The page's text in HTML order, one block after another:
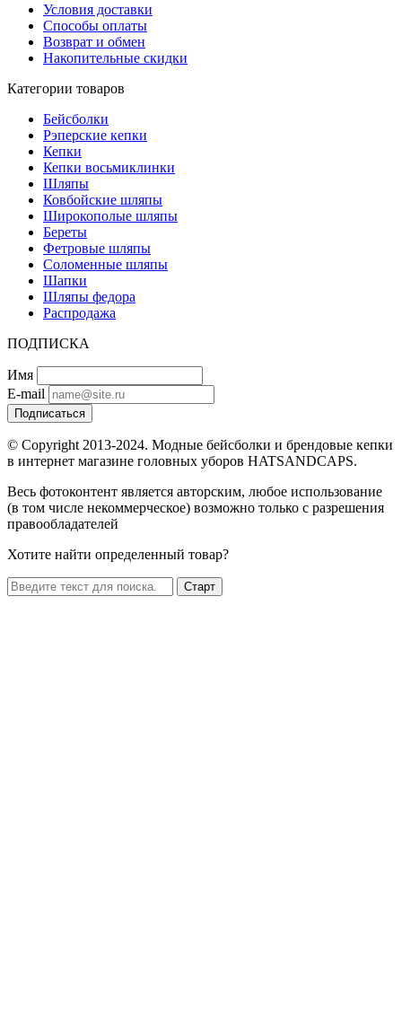
Условия доставки
Способы оплаты
Возврат и обмен
Накопительные скидки
Категории товаров
Бейсболки
Рэперские кепки
Кепки
Кепки восьмиклинки
Шляпы
Ковбойские шляпы
Широкополые шляпы
Береты
Фетровые шляпы
Соломенные шляпы
Шапки
Шляпы федора
Распродажа
ПОДПИСКА
Имя
E-mail
Подписаться
© Copyright 2013-2024. Модные бейсболки и брендовые кепки
в интернет магазине головных уборов HATSANDCAPS.
Весь фотоконтент является авторским, любое использование
(в том числе некоммерческое) возможно только с разрешения
правообладателей
Хотите найти определенный товар?
Старт